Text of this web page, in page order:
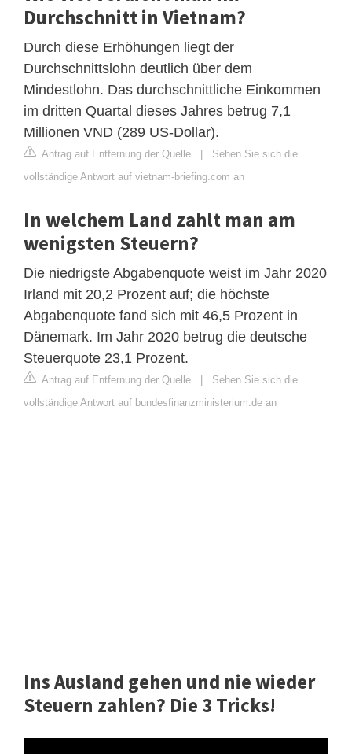
Durchschnitt in Vietnam?
Durch diese Erhöhungen liegt der
Durchschnittslohn deutlich über dem
Mindestlohn. Das durchschnittliche Einkommen
im dritten Quartal dieses Jahres betrug 7,1
Millionen VND (289 US-Dollar).
Antrag auf Entfernung der Quelle
Sehen Sie sich die
vollständige Antwort auf vietnam-briefing.com an
In welchem Land zahlt man am
wenigsten Steuern?
Die niedrigste Abgabenquote weist im Jahr 2020
Irland mit 20,2 Prozent auf; die höchste
Abgabenquote fand sich mit 46,5 Prozent in
Dänemark. Im Jahr 2020 betrug die deutsche
Steuerquote 23,1 Prozent.
Antrag auf Entfernung der Quelle
Sehen Sie sich die
vollständige Antwort auf bundesfinanzministerium.de an
Ins Ausland gehen und nie wieder
Steuern zahlen? Die 3 Tricks!